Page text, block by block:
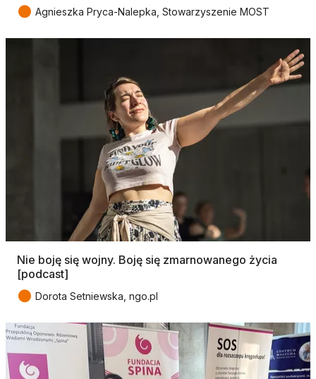
● Agnieszka Pryca-Nalepka, Stowarzyszenie MOST
Nie boję się wojny. Boję się zmarnowanego życia
[podcast]
● Dorota Setniewska, ngo.pl